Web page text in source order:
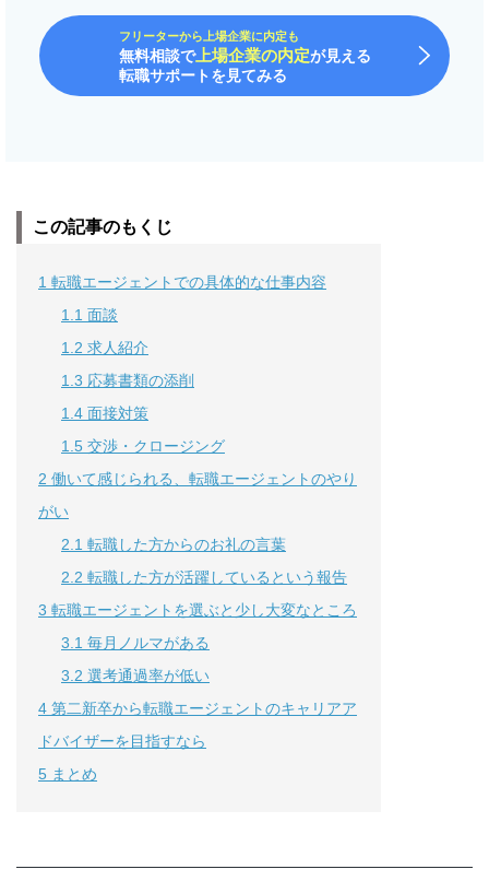
フリーターから上場企業に内定も
無料相談で上場企業の内定が見える
転職サポートを見てみる
この記事のもくじ
1 転職エージェントでの具体的な仕事内容
1.1 面談
1.2 求人紹介
1.3 応募書類の添削
1.4 面接対策
1.5 交渉・クロージング
2 働いて感じられる、転職エージェントのやり
がい
2.1 転職した方からのお礼の言葉
2.2 転職した方が活躍しているという報告
3 転職エージェントを選ぶと少し大変なところ
3.1 毎月ノルマがある
3.2 選考通過率が低い
4 第二新卒から転職エージェントのキャリアア
ドバイザーを目指すなら
5 まとめ